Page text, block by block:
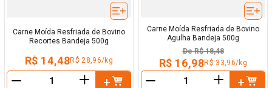
Carne Moída Resfriada de Bovino
Recortes Bandeja 500g
R$ 14,48R$ 28,96/kg
＋
Carne Moída Resfriada de Bovino
Agulha Bandeja 500g
De R$ 18,48
R$ 16,98R$ 33,96/kg
＋